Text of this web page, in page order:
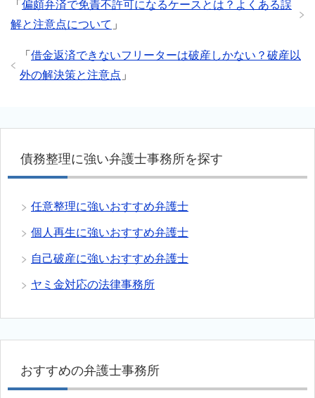
「 偏頗弁済で免責不許可になるケースとは？よくある誤
解と注意点について 」
「 借金返済できないフリーターは破産しかない？破産以
外の解決策と注意点 」
債務整理に強い弁護士事務所を探す
任意整理に強いおすすめ弁護士
個人再生に強いおすすめ弁護士
自己破産に強いおすすめ弁護士
ヤミ金対応の法律事務所
おすすめの弁護士事務所